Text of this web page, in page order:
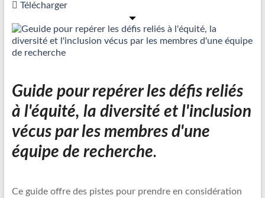
Télécharger
Guide pour repérer les défis reliés
à l'équité, la diversité et l'inclusion
vécus par les membres d'une
équipe de recherche.
Ce guide offre des pistes pour prendre en considération